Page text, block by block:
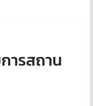
ารสถาน